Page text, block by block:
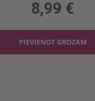
8,99 €
PIEVIENOT GROZAM